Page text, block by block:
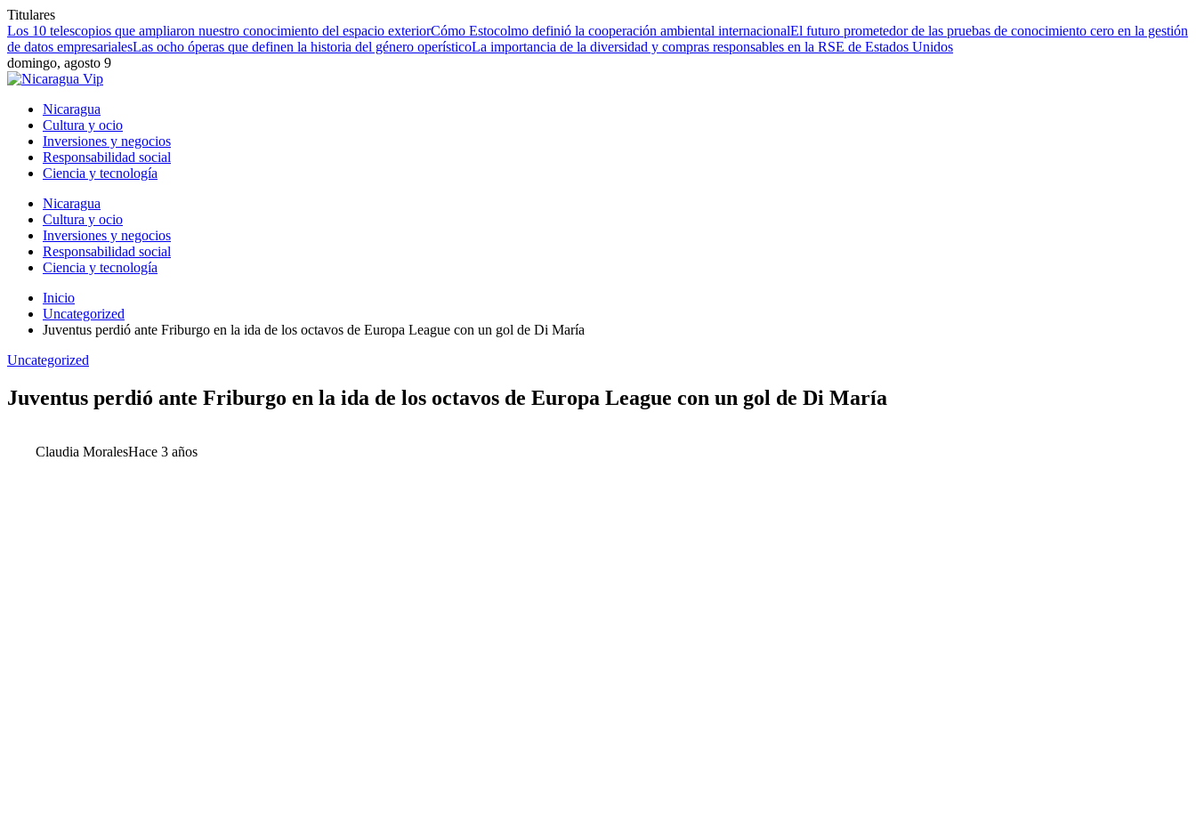
Titulares
Los 10 telescopios que ampliaron nuestro conocimiento del espacio exteriorCómo Estocolmo definió la cooperación ambiental internacionalEl futuro prometedor de las pruebas de conocimiento cero en la gestión
de datos empresarialesLas ocho óperas que definen la historia del género operísticoLa importancia de la diversidad y compras responsables en la RSE de Estados Unidos
domingo, agosto 9
Nicaragua
Cultura y ocio
Inversiones y negocios
Responsabilidad social
Ciencia y tecnología
Nicaragua
Cultura y ocio
Inversiones y negocios
Responsabilidad social
Ciencia y tecnología
Inicio
Uncategorized
Juventus perdió ante Friburgo en la ida de los octavos de Europa League con un gol de Di María
Uncategorized
Juventus perdió ante Friburgo en la ida de los octavos de Europa League con un gol de Di María
Claudia MoralesHace 3 años